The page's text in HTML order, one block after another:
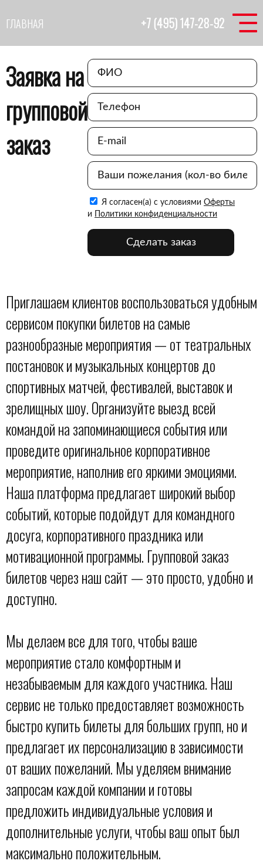
ГЛАВНАЯ +7 (495) 147-28-92
Заявка на
групповой
заказ
Я согласен(а) с условиями Оферты
и
Политики конфиденциальности
Сделать заказ
Приглашаем клиентов воспользоваться удобным
сервисом покупки билетов на самые
разнообразные мероприятия — от театральных
постановок и музыкальных концертов до
спортивных матчей, фестивалей, выставок и
зрелищных шоу. Организуйте выезд всей
командой на запоминающиеся события или
проведите оригинальное корпоративное
мероприятие, наполнив его яркими эмоциями.
Наша платформа предлагает широкий выбор
событий, которые подойдут для командного
досуга, корпоративного праздника или
мотивационной программы. Групповой заказ
билетов через наш сайт — это просто, удобно и
доступно.
Мы делаем все для того, чтобы ваше
мероприятие стало комфортным и
незабываемым для каждого участника. Наш
сервис не только предоставляет возможность
быстро купить билеты для больших групп, но и
предлагает их персонализацию в зависимости
от ваших пожеланий. Мы уделяем внимание
запросам каждой компании и готовы
предложить индивидуальные условия и
дополнительные услуги, чтобы ваш опыт был
максимально положительным.